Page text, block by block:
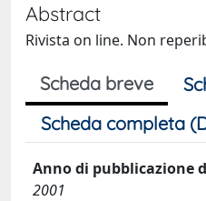
Abstract
Rivista on line. Non
Scheda breve
Scheda completa
Anno di pubblicazione
2001